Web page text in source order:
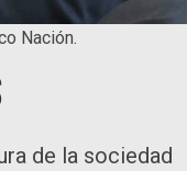
Nación.
de la sociedad